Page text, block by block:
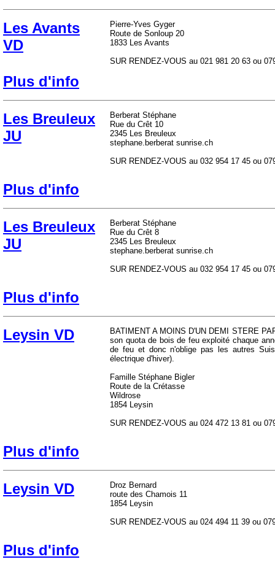
Les Avants
VD
Pierre-Yves Gyger
Route de Sonloup 20
1833 Les Avants
SUR RENDEZ-VOUS au 021 981 20 63 ou
Plus d'info
Les Breuleux
JU
Berberat Stéphane
Rue du Crêt 10
2345 Les Breuleux
stephane.berberat sunrise.ch
SUR RENDEZ-VOUS au 032 954 17 45 ou
Plus d'info
Les Breuleux
JU
Berberat Stéphane
Rue du Crêt 8
2345 Les Breuleux
stephane.berberat sunrise.ch
SUR RENDEZ-VOUS au 032 954 17 45 ou
Plus d'info
Leysin VD
BATIMENT A MOINS D'UN DEMI STERE
son quota de bois de feu exploité chaque
de feu et donc n'oblige pas les autres
électrique d'hiver).
Famille Stéphane Bigler
Route de la Crétasse
Wildrose
1854 Leysin
SUR RENDEZ-VOUS au 024 472 13 81 ou
Plus d'info
Leysin VD
Droz Bernard
route des Chamois 11
1854 Leysin
SUR RENDEZ-VOUS au 024 494 11 39 ou
Plus d'info